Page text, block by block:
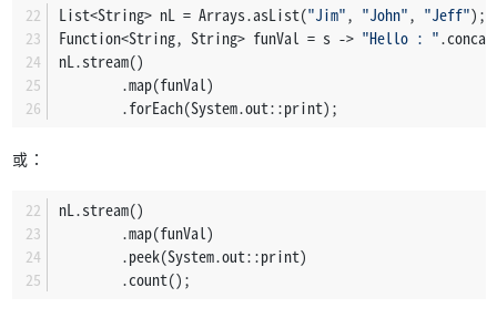
List<String> nL = Arrays.asList("Jim", "John", "Jeff");
Function<String, String> funVal = s -> "Hello : "
nL.stream()
        .map(funVal)
        .forEach(System.out::print);
或：
nL.stream()
        .map(funVal)
        .peek(System.out::print)
        .count();